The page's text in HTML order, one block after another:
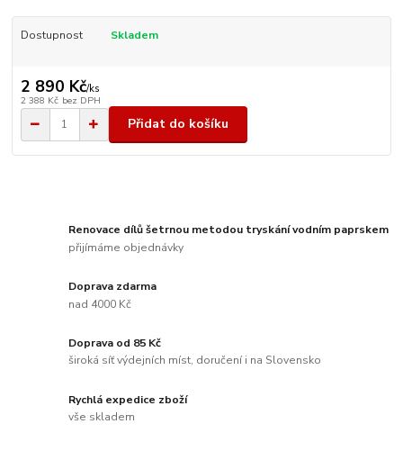
Dostupnost Skladem
2 890 Kč/ks
2 388 Kč bez DPH
Přidat do košíku
Renovace dílů šetrnou metodou tryskání vodním paprskem
přijímáme objednávky
Doprava zdarma
nad 4000 Kč
Doprava od 85 Kč
široká síť výdejních míst, doručení i na Slovensko
Rychlá expedice zboží
vše skladem